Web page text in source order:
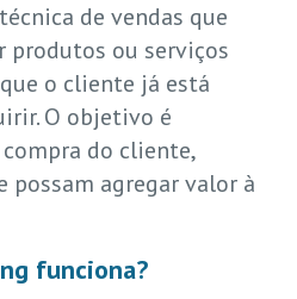
de vendas que
produtos ou serviços
o cliente já está
O objetivo é
do cliente,
possam agregar valor à
funciona?